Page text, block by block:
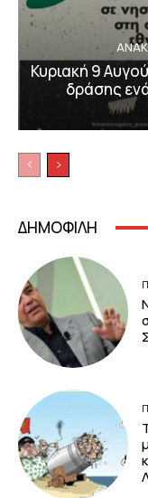
Κυριακή 9
δράσης
ΔΗΜΟΦΙΛΗ